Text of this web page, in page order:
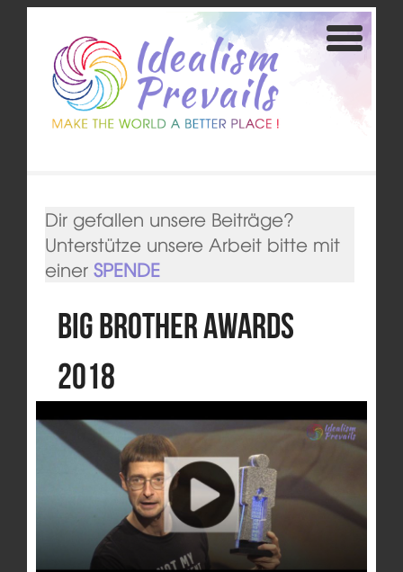
Dir gefallen unsere Beiträge?
Unterstütze unsere Arbeit bitte mit
einer SPENDE
Big Brother Awards
2018